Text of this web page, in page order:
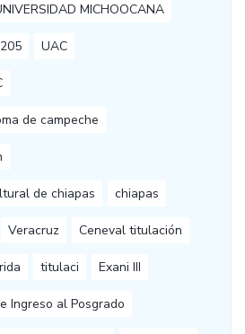
MICHOOCANA
UAC
de campeche
de chiapas chiapas
Veracruz Ceneval titulación
titulaci Exani III
Ingreso al Posgrado